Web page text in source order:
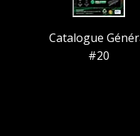
Catalogue
#20